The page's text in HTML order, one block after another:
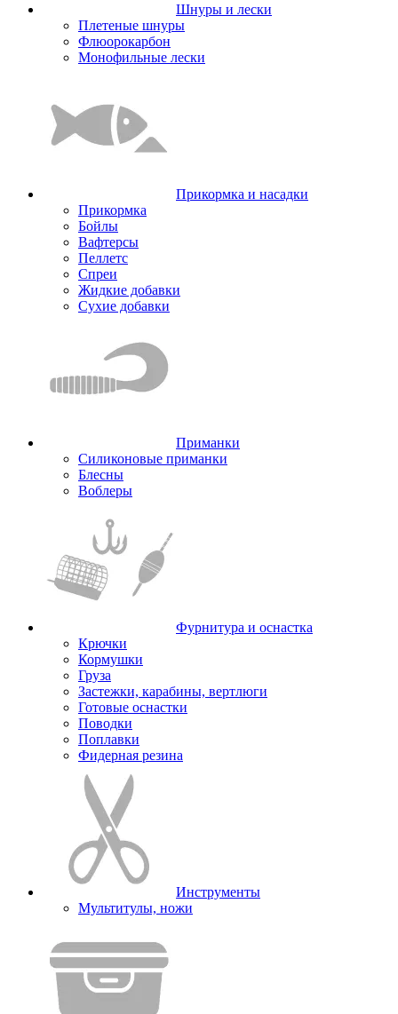
Шнуры и лески
Плетеные шнуры
Флюорокарбон
Монофильные лески
Прикормка и насадки
Прикормка
Бойлы
Вафтерсы
Пеллетс
Спреи
Жидкие добавки
Сухие добавки
Приманки
Силиконовые приманки
Блесны
Воблеры
Фурнитура и оснастка
Крючки
Кормушки
Груза
Застежки, карабины, вертлюги
Готовые оснастки
Поводки
Поплавки
Фидерная резина
Инструменты
Мультитулы, ножи